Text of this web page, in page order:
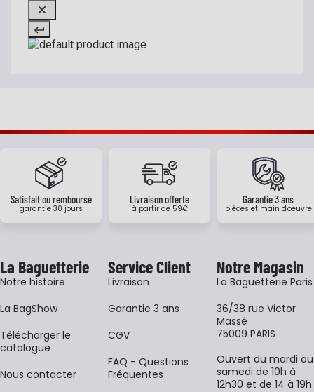
Satisfait ou remboursé
garantie 30 jours
Livraison offerte
à partir de 59€
Garantie 3 ans
pièces et main d'oeuvre
La Baguetterie
Notre histoire
La BagShow
​Télécharger le
catalogue
Nous contacter
Service Client
Livraison
Garantie 3 ans
CGV
FAQ - Questions
Fréquentes
Notre Magasin
La Baguetterie Paris
36/38 rue Victor
Massé
75009 PARIS
Ouvert du mardi au
samedi de 10h à
12h30 et de 14 à 19h